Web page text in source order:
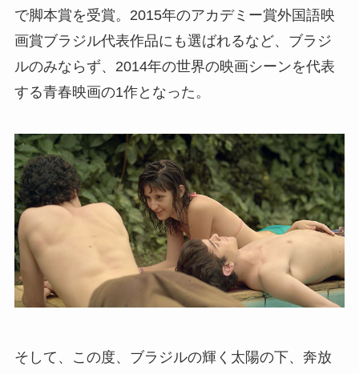
で脚本賞を受賞。2015年のアカデミー賞外国語映
画賞ブラジル代表作品にも選ばれるなど、ブラジ
ルのみならず、2014年の世界の映画シーンを代表
する青春映画の1作となった。
そして、この度、ブラジルの輝く太陽の下、奔放